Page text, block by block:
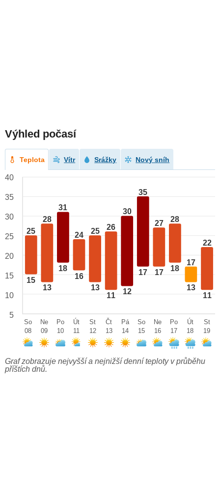
Výhled počasí
Teplota Vítr Srážky Nový sníh
25
15
28
13
31
18
24
16
25
13
26
11
30
12
35
17
27
17
28
18
17
13
22
11
40
35
30
25
20
15
10
5
So
08
Ne
09
Po
10
Út
11
St
12
Čt
13
Pá
14
So
15
Ne
16
Po
17
Út
18
St
19
Graf zobrazuje nejvyšší a nejnižší denní teploty v průběhu
příštích dnů.